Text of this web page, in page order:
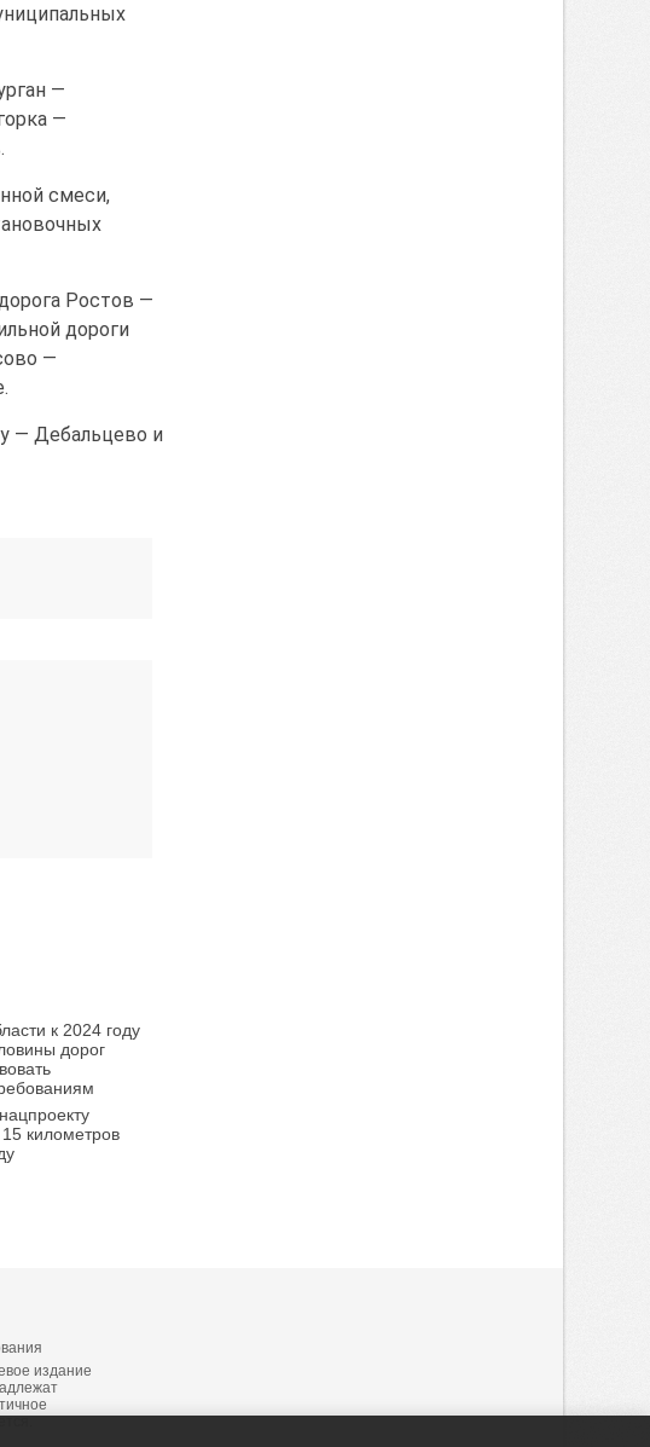
—
—
смеси,
Ростов —
дороги
—
— Дебальцево и
к 2024 году
дорог
километров
издание